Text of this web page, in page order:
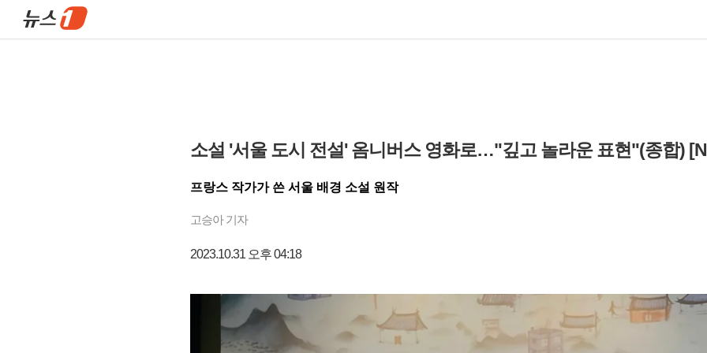
소설 '서울 도시 전설' 옴니버스 영화로…"깊고 놀라운 표현"(종합)
프랑스 작가가 쓴 서울 배경 소설 원작
고승아 기자
2023.10.31 오후 04:18